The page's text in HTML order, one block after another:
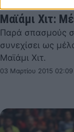
Μαϊάμι Χιτ:
Παρά σπασμούς
συνεχίσει ως
Μαϊάμι Χιτ.
03 Μαρτίου 2015 02:09